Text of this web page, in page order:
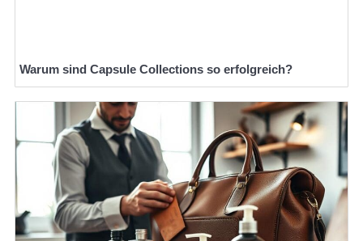
Warum sind Capsule Collections so erfolgreich?